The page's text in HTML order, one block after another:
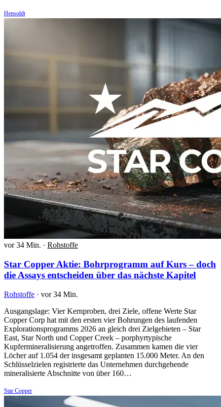
Hensoldt
vor 34 Min. · Rohstoffe
Star Copper Aktie: Bohrprogramm auf Kurs – doch
die Assays entscheiden über das nächste Kapitel
Rohstoffe · vor 34 Min.
Ausgangslage: Vier Kernproben, drei Ziele, offene Werte Star
Copper Corp hat mit den ersten vier Bohrungen des laufenden
Explorationsprogramms 2026 an gleich drei Zielgebieten – Star
East, Star North und Copper Creek – porphyrtypische
Kupfermineralisierung angetroffen. Zusammen kamen die vier
Löcher auf 1.054 der insgesamt geplanten 15.000 Meter. An den
Schlüsselzielen registrierte das Unternehmen durchgehende
mineralisierte Abschnitte von über 160…
Star Copper